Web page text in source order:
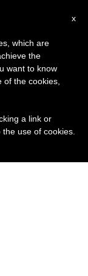
x
which are
the
want to know
the cookies,
a link or
use of cookies.